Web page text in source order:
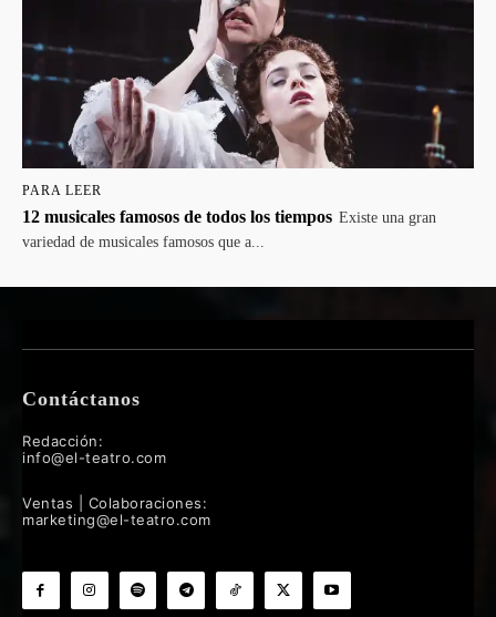
PARA LEER
12 musicales famosos de todos los tiempos Existe una gran
variedad de musicales famosos que a...
Contáctanos
Redacción:
info@el-teatro.com
Ventas | Colaboraciones:
marketing@el-teatro.com